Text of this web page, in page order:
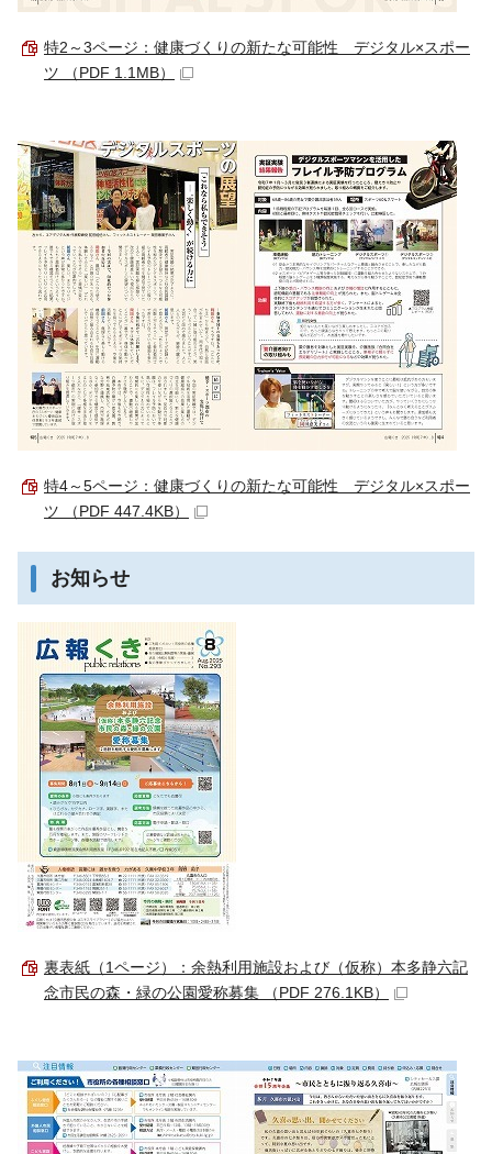
特2～3ページ：健康づくりの新たな可能性 デジタル×スポー
ツ （PDF 1.1MB）
特4～5ページ：健康づくりの新たな可能性 デジタル×スポー
ツ （PDF 447.4KB）
お知らせ
裏表紙（1ページ）：余熱利用施設および（仮称）本多静六記
念市民の森・緑の公園愛称募集 （PDF 276.1KB）